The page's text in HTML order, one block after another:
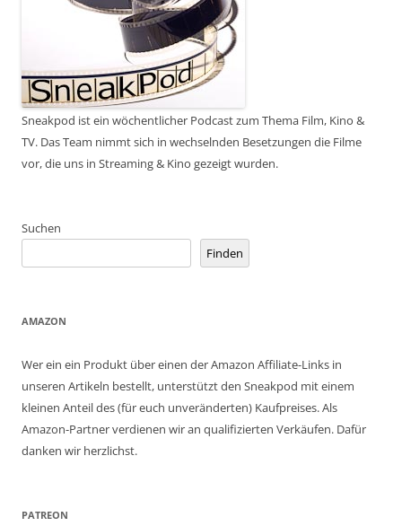
Sneakpod ist ein wöchentlicher Podcast zum Thema Film, Kino &
TV. Das Team nimmt sich in wechselnden Besetzungen die Filme
vor, die uns in Streaming & Kino gezeigt wurden.
Suchen
Finden
AMAZON
Wer ein ein Produkt über einen der Amazon Affiliate-Links in
unseren Artikeln bestellt, unterstützt den Sneakpod mit einem
kleinen Anteil des (für euch unveränderten) Kaufpreises. Als
Amazon-Partner verdienen wir an qualifizierten Verkäufen. Dafür
danken wir herzlichst.
PATREON